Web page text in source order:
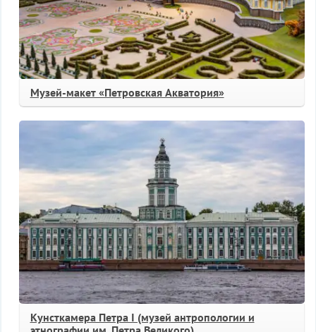
Музей-макет «Петровская Акватория»
Кунсткамера Петра I (музей антропологии и